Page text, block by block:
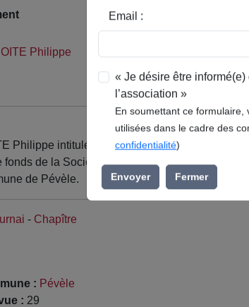
Philippe
Philippe intitulé La Pévèle et le chapître de la
de la Société Historique du Pays de
de Pévèle.
- Chapître
: Pévèle
: 29
Email :
« Je désire être
l’association »
En soumettant ce
utilisées dans le cadre des
confidentialité)
Envoyer Fermer